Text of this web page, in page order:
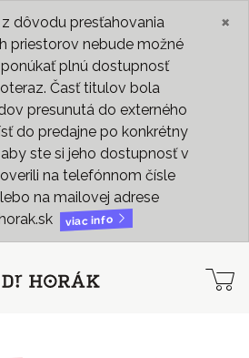
z dôvodu presťahovania
priestorov nebude možné
plnú dostupnosť
Časť titulov bola
presunutá do externého
do predajne po konkrétny
ste si jeho dostupnosť v
na telefónnom čísle
na mailovej adrese
viac info
×